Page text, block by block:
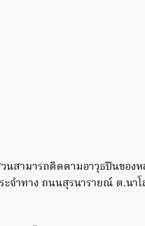
นสามารถติดตามอาวุธปืนของห
จำทาง ถนนสุรนารายณ์ ต.นา